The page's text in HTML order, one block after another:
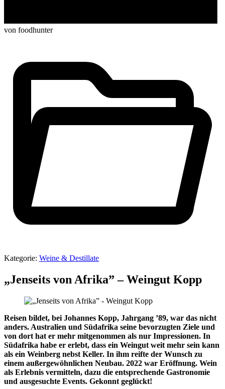
von foodhunter
Kategorie: Weine & Destillate
„Jenseits von Afrika” – Weingut Kopp
Reisen bildet, bei Johannes Kopp, Jahrgang ’89, war das nicht
anders. Australien und Südafrika seine bevorzugten Ziele und
von dort hat er mehr mitgenommen als nur Impressionen. In
Südafrika habe er erlebt, dass ein Weingut weit mehr sein kann
als ein Weinberg nebst Keller. In ihm reifte der Wunsch zu
einem außergewöhnlichen Neubau. 2022 war Eröffnung. Wein
als Erlebnis vermitteln, dazu die entsprechende Gastronomie
und ausgesuchte Events. Gekonnt geglückt!